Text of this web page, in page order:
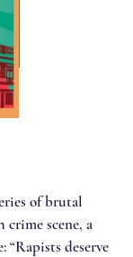
of brutal
crime scene, a
deserve